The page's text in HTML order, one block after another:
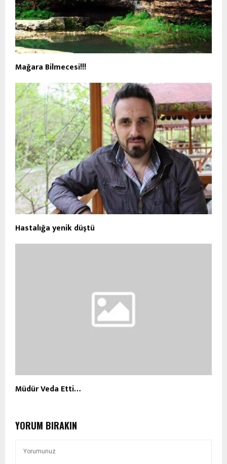
Mağara Bilmecesi!!!
Hastalığa yenik düştü
Müdür Veda Etti…
YORUM BIRAKIN